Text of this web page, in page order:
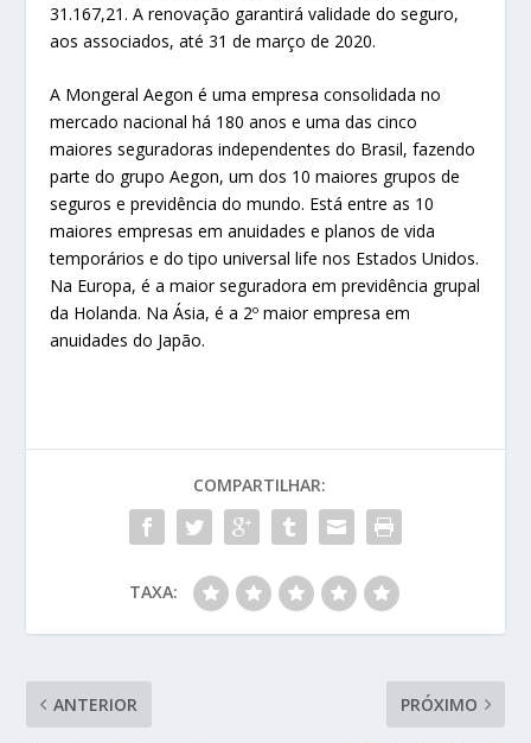
31.167,21. A renovação garantirá validade do seguro,
aos associados, até 31 de março de 2020.
A Mongeral Aegon é uma empresa consolidada no
mercado nacional há 180 anos e uma das cinco
maiores seguradoras independentes do Brasil, fazendo
parte do grupo Aegon, um dos 10 maiores grupos de
seguros e previdência do mundo. Está entre as 10
maiores empresas em anuidades e planos de vida
temporários e do tipo universal life nos Estados Unidos.
Na Europa, é a maior seguradora em previdência grupal
da Holanda. Na Ásia, é a 2º maior empresa em
anuidades do Japão.
COMPARTILHAR:
TAXA:
ANTERIOR PRÓXIMO